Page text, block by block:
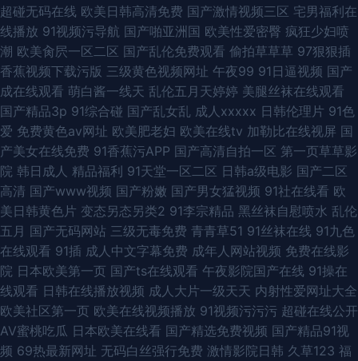
超碰无码在线 欧美日韩高清免费 国产激情视频三区 宅男福利在
线播放 91视频污导航 国产啪亚洲国 欧美性爱密臀 疯狂少妇喷
潮 欧美肏屄一区二区 国产乱伦免费观看 偷拍草草草 97狠狠插
香蕉视频下载污版 三级黄色视频网址 午夜99 91日逼视频 国产
成在线观看 萌白酱一线天 乱伦五月天婷婷 美腿丝袜在线观看
国产精品3p 91综合碰 国产乱女乱 成人xxxxx 日韩伦理片 91色
爱 免费黄色av网址 欧美肥老妇 欧美在线tv 加勒比在线视屏 国
产美女在线免费 91香蕉污APP 国产高清自拍一区 第一页草草影
院 韩日成人 精品福利 91天堂一区二区 日韩a级电影 国产二区
高清 国产www视频 国产粉嫩 国产男女猛视频 91社在线看 欧
美日韩黄色片 变态另态另类2 91李宗精品 黑丝袜自慰喷水 乱伦
五月 国产无码网站 三级无毒免费 青青草51 91丝袜在线 91九色
在线观看 91插 成人中文字幕免费 成年人网站视频 免费在线影
院 日本欧美第一页 国产ts在线观看 午夜影院国产在线 91操在
线观看 日韩在线播放视频 成人大片一级天天 内射性爱网址大全
欧美社区第一页 欧美在线视频播放 91视频污污污 超碰在线公开
AV蜜桃吃瓜 日本欧美在线看 国产精选免费视频 国产精品91视
频 69热最新网址 无码白丝强行免费 激情影院日韩 久草123 福